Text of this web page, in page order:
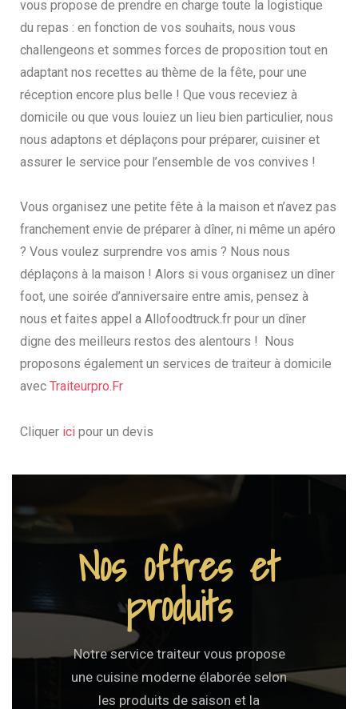
vous propose de prendre en charge toute la logistique
du repas : en fonction de vos souhaits, nous vous
challengeons et sommes forces de proposition tout en
adaptant nos recettes au thème de la fête, pour une
réception encore plus belle ! Que vous receviez à
domicile ou que vous louiez un lieu bien particulier, nous
nous adaptons et déplaçons pour préparer, cuisiner et
assurer le service pour l’ensemble de vos convives !
Vous organisez une petite fête à la maison et n’avez pas
franchement envie de préparer à dîner, ni même un apéro
? Vous voulez surprendre vos amis ? Nous nous
déplaçons à la maison ! Alors si vous organisez un dîner
foot, une soirée d’anniversaire entre amis, pensez à
nous et faites appel a Allofoodtruck.fr pour un dîner
digne des meilleurs restos des alentours ! Nous
proposons également un services de traiteur à domicile
avec Traiteurpro.Fr
Cliquer ici pour un devis
Nos offres et
produits
Notre service traiteur vous propose
une cuisine moderne élaborée selon
les produits de saison et la